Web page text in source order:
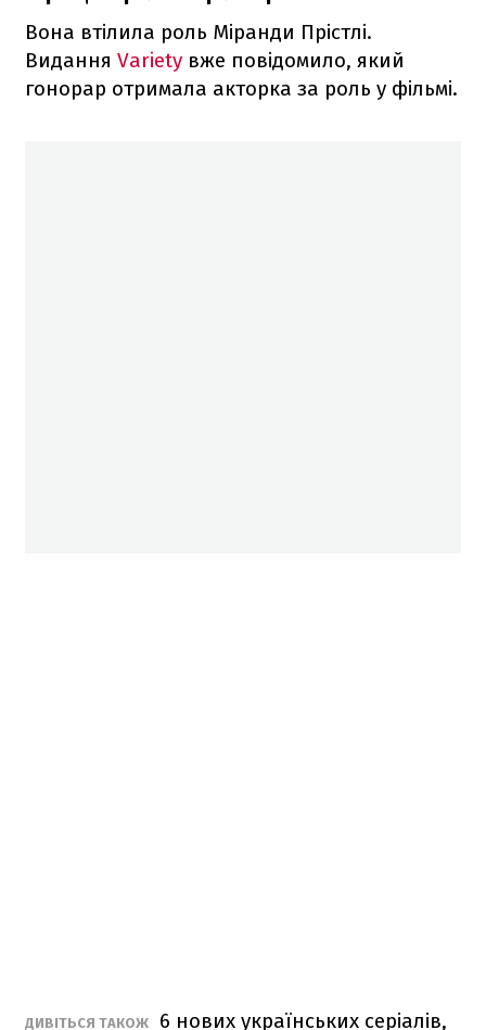
Вона втілила роль Міранди Прістлі.
Видання Variety вже повідомило, який
гонорар отримала акторка за роль у фільмі.
ДИВІТЬСЯ ТАКОЖ
6 нових українських серіалів,